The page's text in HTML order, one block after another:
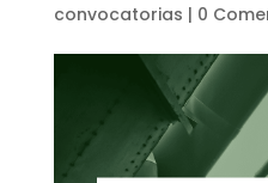
convocatorias | 0